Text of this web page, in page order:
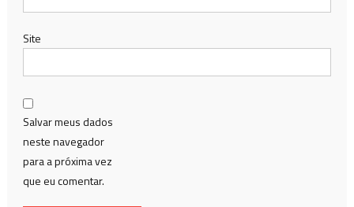
Site
Salvar meus dados
neste navegador
para a próxima vez
que eu comentar.